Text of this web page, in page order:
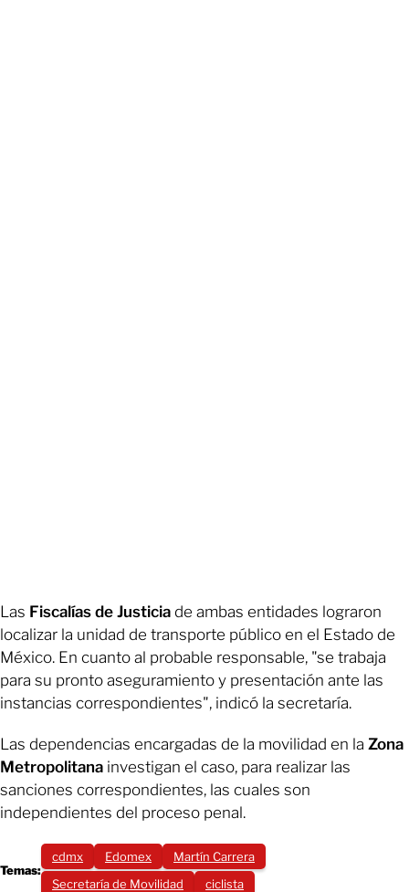
Las Fiscalías de Justicia de ambas entidades lograron
localizar la unidad de transporte público en el Estado de
México. En cuanto al probable responsable, "se trabaja
para su pronto aseguramiento y presentación ante las
instancias correspondientes", indicó la secretaría.
Las dependencias encargadas de la movilidad en la Zona
Metropolitana investigan el caso, para realizar las
sanciones correspondientes, las cuales son
independientes del proceso penal.
Temas:
cdmx Edomex
Martín Carrera
Secretaría de Movilidad
ciclista